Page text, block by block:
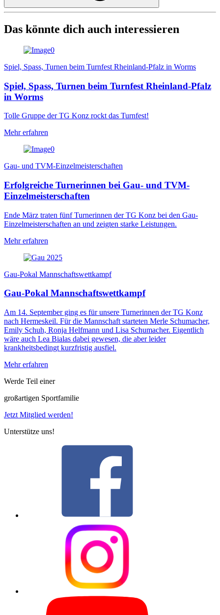
Das könnte dich auch interessieren
Spiel, Spass, Turnen beim Turnfest Rheinland-Pfalz in Worms
Spiel, Spass, Turnen beim Turnfest Rheinland-Pfalz
in Worms
Tolle Gruppe der TG Konz rockt das Turnfest!
Mehr erfahren
Gau- und TVM-Einzelmeisterschaften
Erfolgreiche Turnerinnen bei Gau- und TVM-
Einzelmeisterschaften
Ende März traten fünf Turnerinnen der TG Konz bei den Gau-
Einzelmeisterschaften an und zeigten starke Leistungen.
Mehr erfahren
Gau-Pokal Mannschaftswettkampf
Gau-Pokal Mannschaftswettkampf
Am 14. September ging es für unsere Turnerinnen der TG Konz
nach Hermeskeil. Für die Mannschaft starteten Merle Schumacher,
Emily Schuh, Ronja Helfmann und Lisa Schumacher. Eigentlich
wäre auch Lea Bialas dabei gewesen, die aber leider
krankheitsbedingt kurzfristig ausfiel.
Mehr erfahren
Werde Teil einer
großartigen Sportfamilie
Jetzt Mitglied werden!
Unterstütze uns!